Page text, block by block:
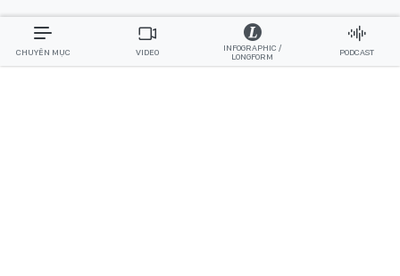
CHUYÊN MỤC VIDEO
INFOGRAPHIC /
LONGFORM
PODCAST